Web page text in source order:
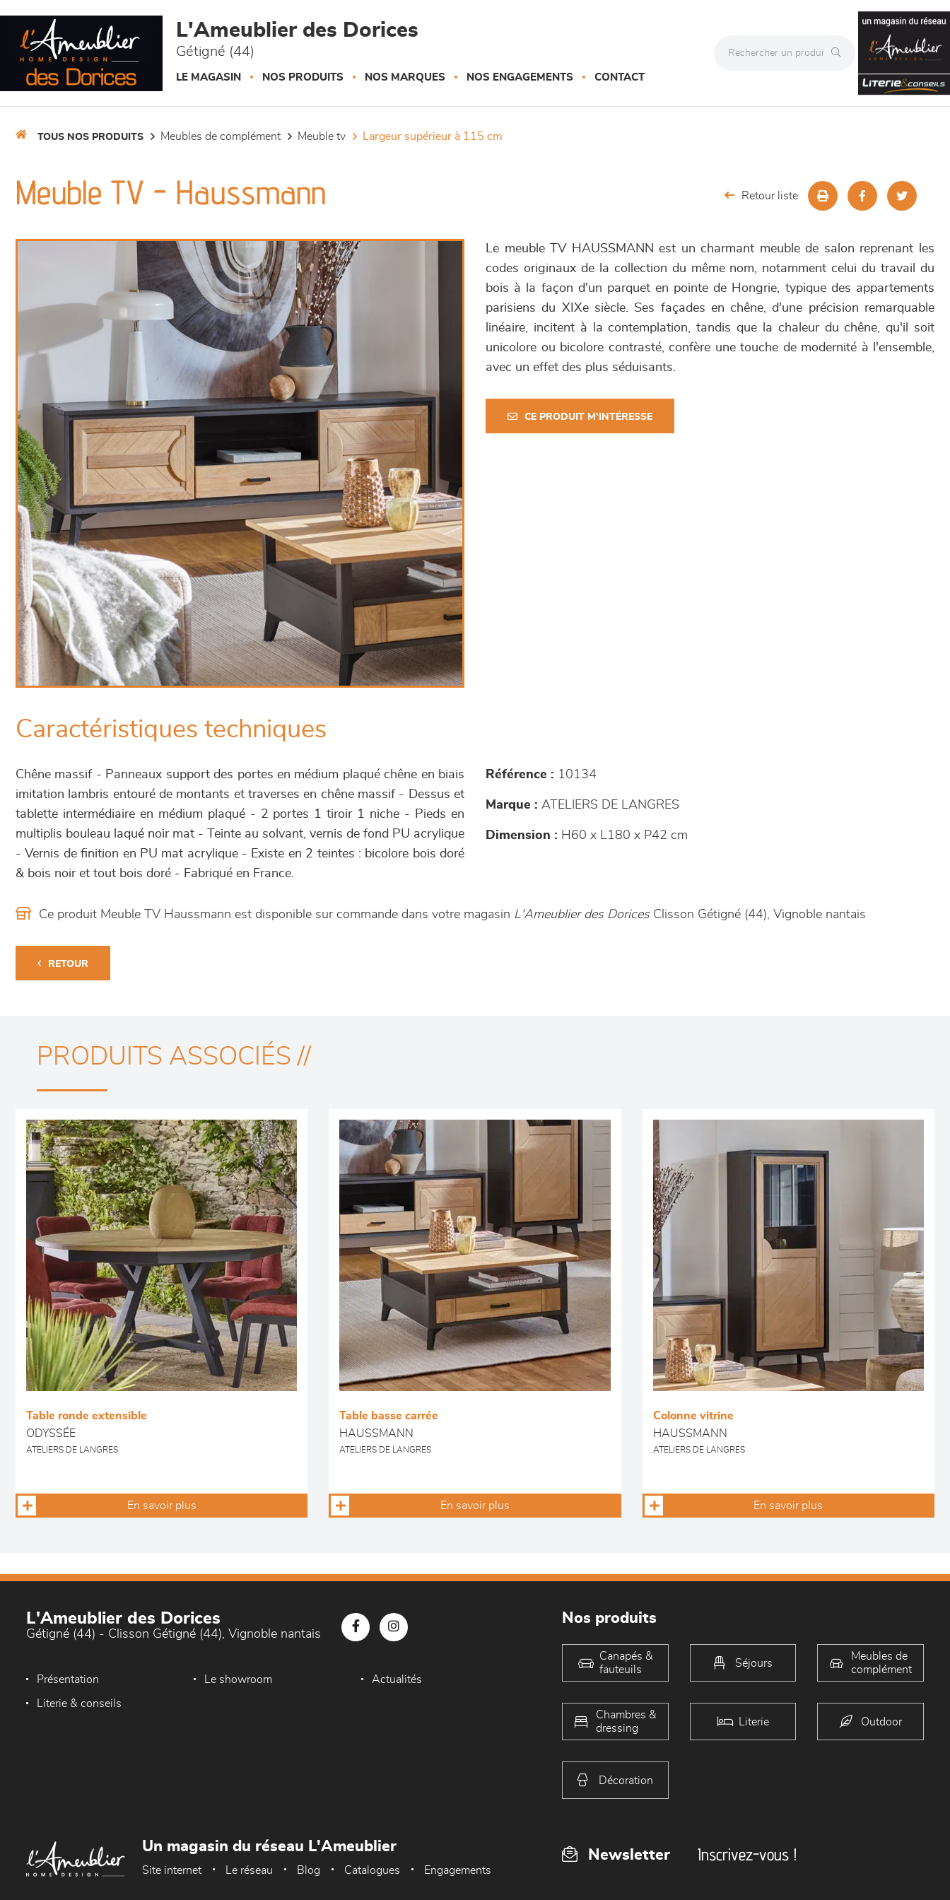
L'Ameublier des Dorices
Gétigné (44)
LE MAGASIN NOS PRODUITS NOS MARQUES NOS ENGAGEMENTS CONTACT
TOUS NOS PRODUITS meubles de complément meuble tv largeur supérieur à 115 cm
Meuble TV - Haussmann Retour liste
Le meuble TV HAUSSMANN est un charmant meuble de salon reprenant les
codes originaux de la collection du même nom, notamment celui du travail du
bois à la façon d'un parquet en pointe de Hongrie, typique des appartements
parisiens du XIXe siècle. Ses façades en chêne, d'une précision remarquable
linéaire, incitent à la contemplation, tandis que la chaleur du chêne, qu'il soit
unicolore ou bicolore contrasté, confère une touche de modernité à l'ensemble,
avec un effet des plus séduisants.
CE PRODUIT M'INTÉRESSE
Caractéristiques techniques
Chêne massif - Panneaux support des portes en médium plaqué chêne en biais
imitation lambris entouré de montants et traverses en chêne massif - Dessus et
tablette intermédiaire en médium plaqué - 2 portes 1 tiroir 1 niche - Pieds en
multiplis bouleau laqué noir mat - Teinte au solvant, vernis de fond PU acrylique
- Vernis de finition en PU mat acrylique - Existe en 2 teintes : bicolore bois doré
& bois noir et tout bois doré - Fabriqué en France.
Référence : 10134
Marque : ATELIERS DE LANGRES
Dimension : H60 x L180 x P42 cm
Ce produit Meuble TV Haussmann est disponible sur commande dans votre magasin L'Ameublier des DoricesClisson Gétigné (44), Vignoble nantais
RETOUR
PRODUITS ASSOCIÉS //
Table ronde extensible
ODYSSÉE
ATELIERS DE LANGRES
En savoir plus
Table basse carrée
HAUSSMANN
ATELIERS DE LANGRES
En savoir plus
Colonne vitrine
HAUSSMANN
ATELIERS DE LANGRES
En savoir plus
L'Ameublier des Dorices
Gétigné (44) - Clisson Gétigné (44), Vignoble nantais
Présentation Le showroom Actualités
Literie & conseils
Nos produits
Canapés &
fauteuils
Séjours
Meubles de
complément
Chambres &
dressing
Literie Outdoor
Décoration
Newsletter Inscrivez-vous !
Un magasin du réseau L'Ameublier
Site internet Le réseau Blog Catalogues Engagements